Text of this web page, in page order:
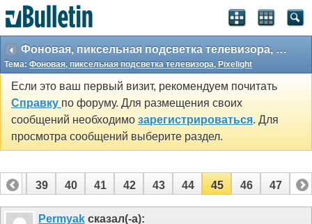
Фоновая, пиксельная подсветка телевизора, Pixelight
Тема: Фоновая, пиксельная подсветка телевизора, Pixelight
Если это ваш первый визит, рекомендуем почитать
Справку по форуму. Для размещения своих
сообщений необходимо зарегистрироваться. Для
просмотра сообщений выберите раздел.
38 39 40 41 42 43 44 45 46 47
Permyak сказал(-а):